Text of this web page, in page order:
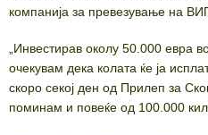
компанија за превезување на
„Инвестирав околу 50.000 евра
очекувам дека колата ќе ја
скоро секој ден од Прилеп за
поминам и повеќе од 100.000